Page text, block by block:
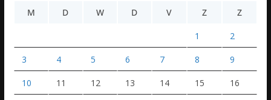
M
D W D V Z Z
1 2
3 4 5 6 7 8 9
10 11 12 13 14 15 16